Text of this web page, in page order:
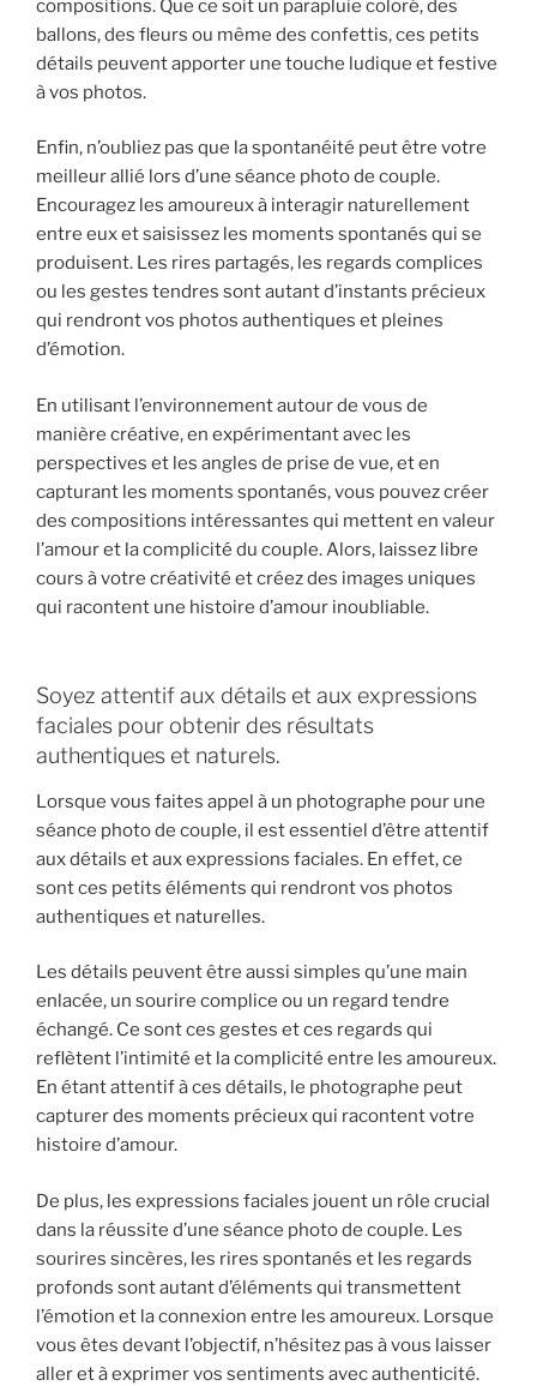
compositions. Que ce soit un parapluie coloré, des
ballons, des fleurs ou même des confettis, ces petits
détails peuvent apporter une touche ludique et festive
à vos photos.
Enfin, n’oubliez pas que la spontanéité peut être votre
meilleur allié lors d’une séance photo de couple.
Encouragez les amoureux à interagir naturellement
entre eux et saisissez les moments spontanés qui se
produisent. Les rires partagés, les regards complices
ou les gestes tendres sont autant d’instants précieux
qui rendront vos photos authentiques et pleines
d’émotion.
En utilisant l’environnement autour de vous de
manière créative, en expérimentant avec les
perspectives et les angles de prise de vue, et en
capturant les moments spontanés, vous pouvez créer
des compositions intéressantes qui mettent en valeur
l’amour et la complicité du couple. Alors, laissez libre
cours à votre créativité et créez des images uniques
qui racontent une histoire d’amour inoubliable.
Soyez attentif aux détails et aux expressions
faciales pour obtenir des résultats
authentiques et naturels.
Lorsque vous faites appel à un photographe pour une
séance photo de couple, il est essentiel d’être attentif
aux détails et aux expressions faciales. En effet, ce
sont ces petits éléments qui rendront vos photos
authentiques et naturelles.
Les détails peuvent être aussi simples qu’une main
enlacée, un sourire complice ou un regard tendre
échangé. Ce sont ces gestes et ces regards qui
reflètent l’intimité et la complicité entre les amoureux.
En étant attentif à ces détails, le photographe peut
capturer des moments précieux qui racontent votre
histoire d’amour.
De plus, les expressions faciales jouent un rôle crucial
dans la réussite d’une séance photo de couple. Les
sourires sincères, les rires spontanés et les regards
profonds sont autant d’éléments qui transmettent
l’émotion et la connexion entre les amoureux. Lorsque
vous êtes devant l’objectif, n’hésitez pas à vous laisser
aller et à exprimer vos sentiments avec authenticité.